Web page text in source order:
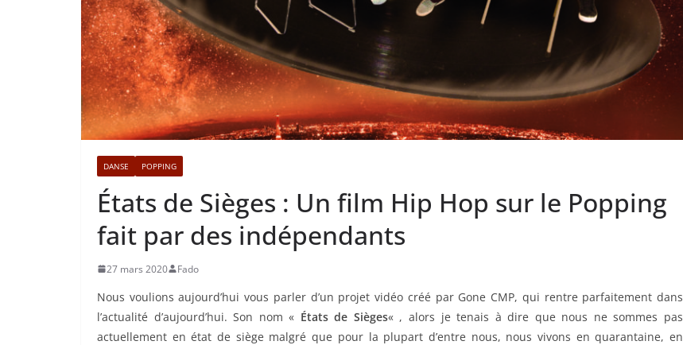
DANSE POPPING
États de Sièges : Un film Hip Hop sur le Popping
fait par des indépendants
27 mars 2020 Fado
Nous voulions aujourd’hui vous parler d’un projet vidéo créé par Gone CMP, qui rentre parfaitement dans
l’actualité d’aujourd’hui. Son nom « États de Sièges« , alors je tenais à dire que nous ne sommes pas
actuellement en état de siège malgré que pour la plupart d’entre nous, nous vivons en quarantaine, en